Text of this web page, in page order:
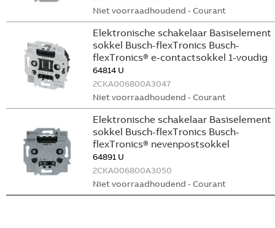
Niet voorraadhoudend - Courant
Elektronische schakelaar Basiselement
sokkel Busch-flexTronics Busch-
flexTronics® e-contactsokkel 1-voudig
64814 U
2CKA006800A3047
Niet voorraadhoudend - Courant
Elektronische schakelaar Basiselement
sokkel Busch-flexTronics Busch-
flexTronics® nevenpostsokkel
64891 U
2CKA006800A3050
Niet voorraadhoudend - Courant